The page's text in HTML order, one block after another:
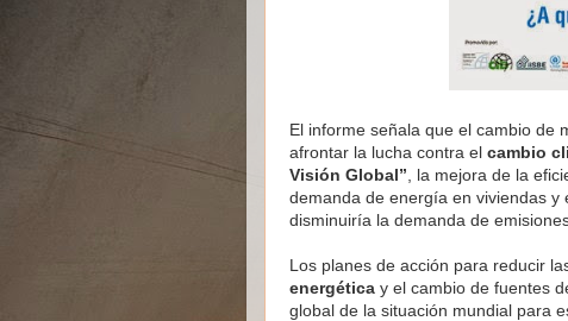
El informe señala que el cambio de
afrontar la lucha contra el cambio
Visión Global” , la mejora de la
demanda de energía en viviendas y
disminuiría la demanda de
Los planes de acción para reducir
energética y el cambio de fuentes
global de la situación mundial para